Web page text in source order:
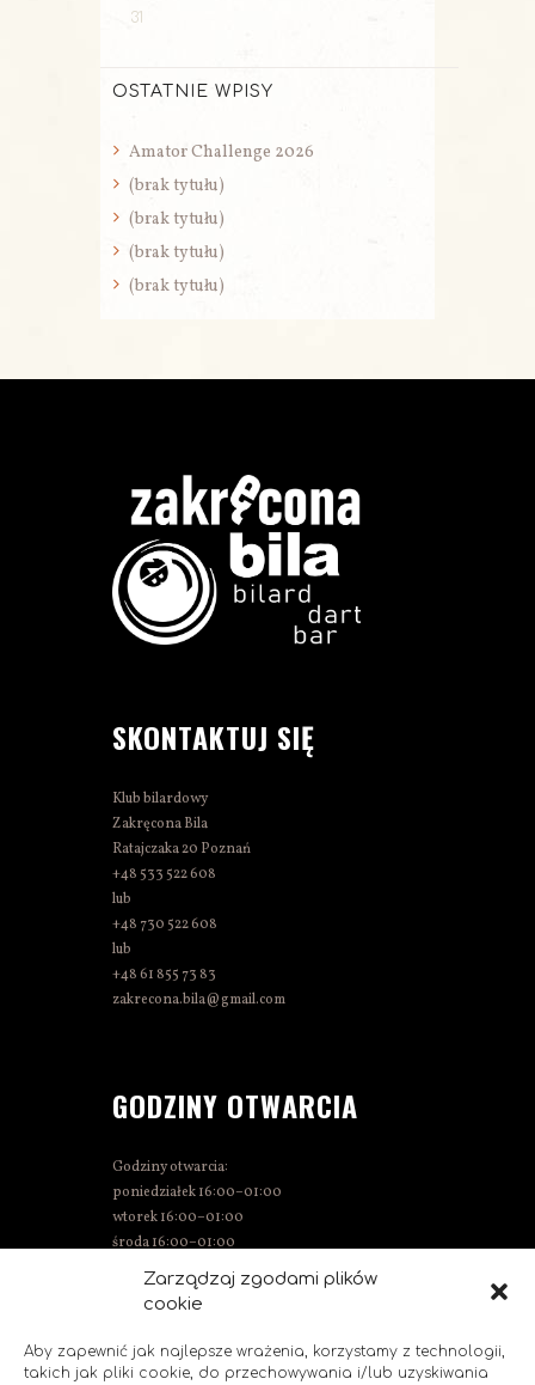
Zarządzaj zgodami plików
cookie
Aby zapewnić jak najlepsze wrażenia, korzystamy z technologii,
takich jak pliki cookie, do przechowywania i/lub uzyskiwania
31
OSTATNIE WPISY
Amator Challenge 2026
(brak tytułu)
(brak tytułu)
(brak tytułu)
(brak tytułu)
SKONTAKTUJ SIĘ
Klub bilardowy
Zakręcona Bila
Ratajczaka 20 Poznań
+48 533 522 608
lub
+48 730 522 608
lub
+48 61 855 73 83
zakrecona.bila@gmail.com
GODZINY OTWARCIA
Godziny otwarcia:
poniedziałek 16:00–01:00
wtorek 16:00–01:00
środa 16:00–01:00
czwartek 15:00–01:00
piątek 15:00–02:00
niedziela 14:00–00:00